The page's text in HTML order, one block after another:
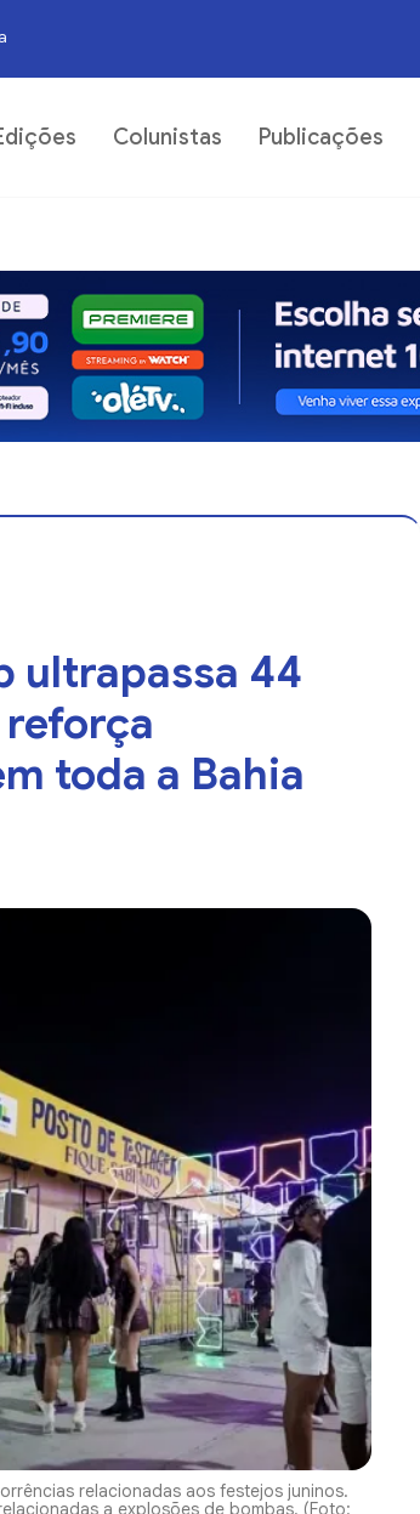
Colunistas Publicações
ultrapassa 44
reforça
toda a Bahia
relacionadas aos festejos juninos.
a explosões de bombas. (Foto: